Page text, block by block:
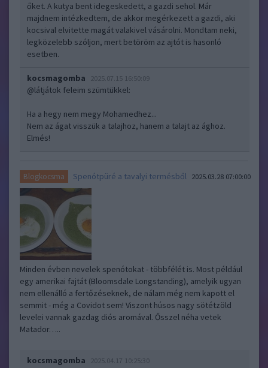
őket. A kutya bent idegeskedett, a gazdi sehol. Már
majdnem intézkedtem, de akkor megérkezett a gazdi, aki
kocsival elvitette magát valakivel vásárolni. Mondtam neki,
legközelebb szóljon, mert betöröm az ajtót is hasonló
esetben.
kocsmagomba 2025.07.15 16:50:09
@látjátok feleim szümtükkel:
Ha a hegy nem megy Mohamedhez...
Nem az ágat visszük a talajhoz, hanem a talajt az ághoz.
Elmés!
Blogkocsma Spenótpüré a tavalyi termésből 2025.03.28 07:00:00
Minden évben nevelek spenótokat - többfélét is. Most például
egy amerikai fajtát (Bloomsdale Longstanding), amelyik ugyan
nem ellenálló a fertőzéseknek, de nálam még nem kapott el
semmit - még a Covidot sem! Viszont húsos nagy sötétzöld
levelei vannak gazdag diós aromával. Ősszel néha vetek
Matador…..
kocsmagomba 2025.04.17 10:25:30